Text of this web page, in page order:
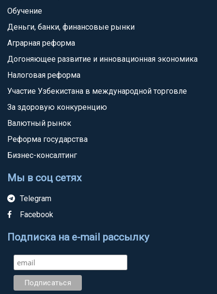
Обучение
Деньги, банки, финансовые рынки
Аграрная реформа
Догоняющее развитие и инновационная экономика
Налоговая реформа
Участие Узбекистана в международной торговле
За здоровую конкуренцию
Валютный рынок
Реформа государства
Бизнес-консалтинг
Мы в соц сетях
Telegram
Facebook
Подписка на e-mail рассылку